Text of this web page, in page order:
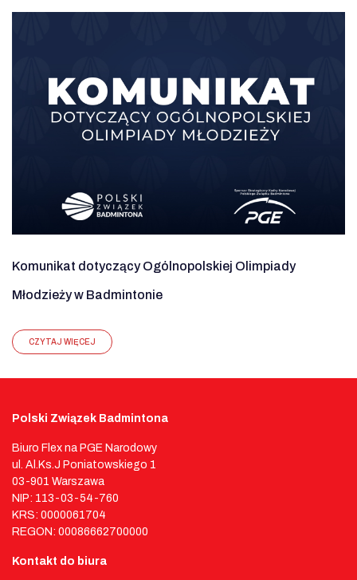
Komunikat dotyczący Ogólnopolskiej Olimpiady
Młodzieży w Badmintonie
CZYTAJ WIĘCEJ
Polski Związek Badmintona
Biuro Flex na PGE Narodowy
ul. Al.Ks.J Poniatowskiego 1
03-901 Warszawa
NIP: 113-03-54-760
KRS: 0000061704
REGON: 00086662700000
Kontakt do biura